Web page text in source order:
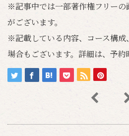
※記事中では一部著作権フリー
がございます。
※記載している内容、コース構成
場合もございます。詳細は、予約